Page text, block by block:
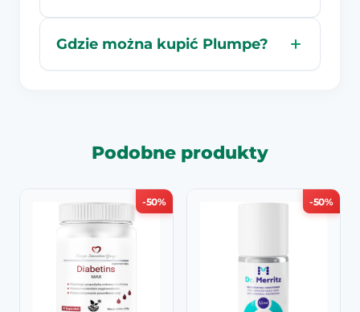
Gdzie można kupić Plumpe?
Podobne produkty
-50% -50%